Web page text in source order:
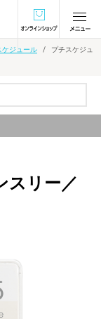
オンラインショ
ケジュール
プチスケジュ
スリー／